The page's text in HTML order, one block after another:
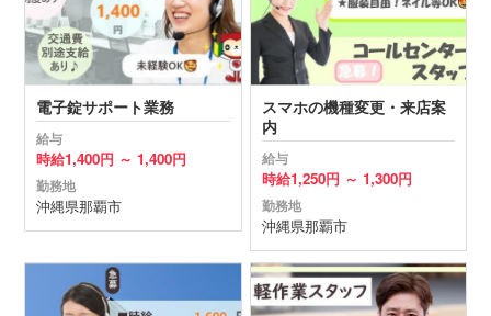
電子錠サポート業務
給与
時給1,400円 ～ 1,400円
勤務地
沖縄県那覇市
スマホの機種変更・来店案
内
給与
時給1,250円 ～ 1,300円
勤務地
沖縄県那覇市